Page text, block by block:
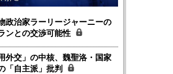
政治家ラーリージャーニーの
ンとの交渉可能性
外交」の中核、魏聖洛・国家
「自主派」批判